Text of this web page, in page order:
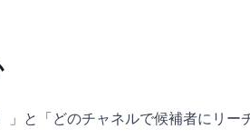
と「どのチャネルで候補者にリー